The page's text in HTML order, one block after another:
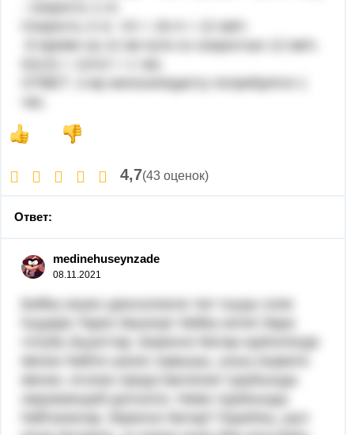
ОТВЕТ: 2-му велосипедисту потребуется 1
4,7(43 оценок)
Ответ:
medinehuseynzade
08.11.2021
Бейеү кеүек үҙенсәлекле тел тыуҙы элек
голубь быуаттар. Беренсе биләр күрһәтелде